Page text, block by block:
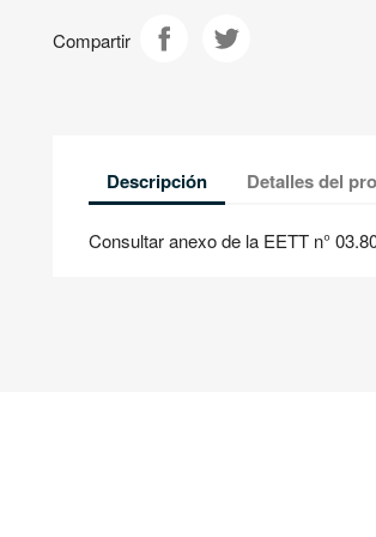
Compartir
Descripción Detalles del
Consultar anexo de la EETT n°